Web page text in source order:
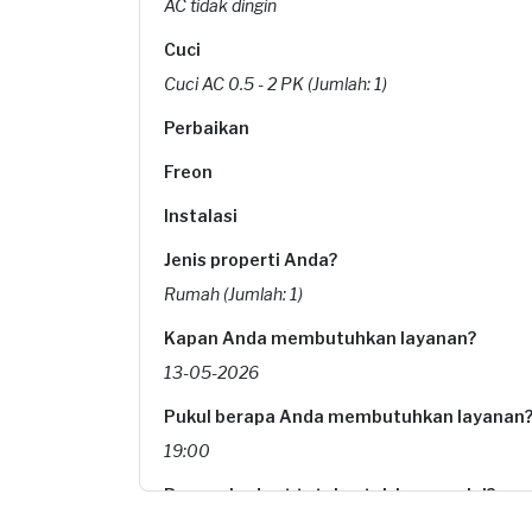
AC tidak dingin
Cuci
Cuci AC 0.5 - 2 PK (Jumlah: 1)
Perbaikan
Freon
Instalasi
Jenis properti Anda?
Rumah (Jumlah: 1)
Kapan Anda membutuhkan layanan?
13-05-2026
Pukul berapa Anda membutuhkan layanan?
19:00
Berapa budget total untuk layanan ini?